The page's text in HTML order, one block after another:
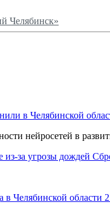
Челябинск»
нейросетей в